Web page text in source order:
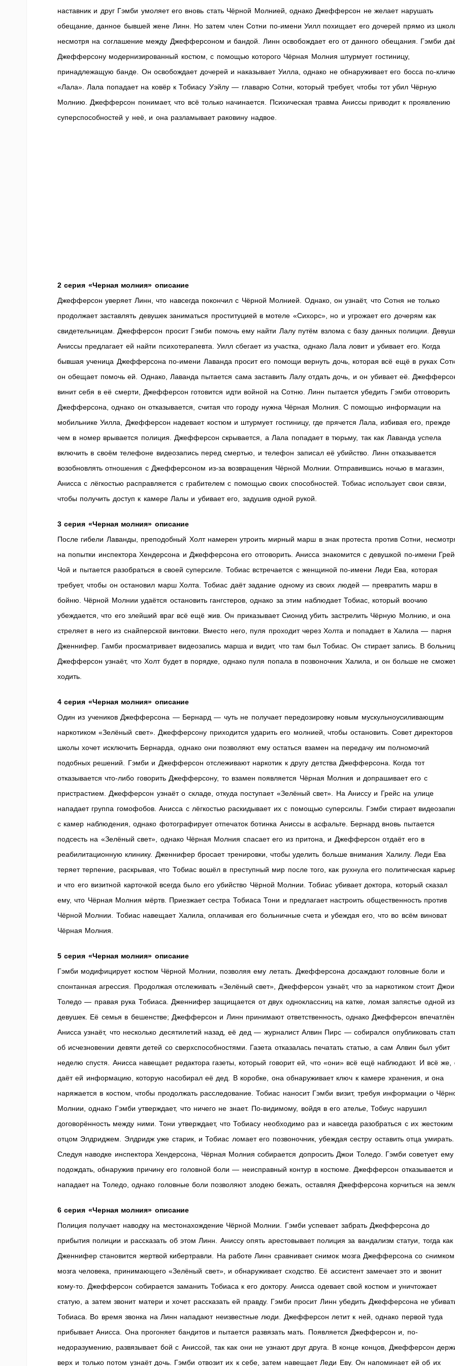
наставник и друг Гэмби умоляет его вновь стать Чёрной Молнией, однако Джефферсон не желает нарушать
обещание, данное бывшей жене Линн. Но затем член Сотни по-имени Уилл похищает его дочерей прямо из
несмотря на соглашение между Джефферсоном и бандой. Линн освобождает его от данного обещания. Гэмби
Джефферсону модернизированный костюм, с помощью которого Чёрная Молния штурмует гостиницу,
принадлежащую банде. Он освобождает дочерей и наказывает Уилла, однако не обнаруживает его босса по-
«Лала». Лала попадает на ковёр к Тобиасу Уэйлу — главарю Сотни, который требует, чтобы тот убил Чёрную
Молнию. Джефферсон понимает, что всё только начинается. Психическая травма Аниссы приводит к проявлению
суперспособностей у неё, и она разламывает раковину надвое.
2 серия «Черная молния» описание
Джефферсон уверяет Линн, что навсегда покончил с Чёрной Молнией. Однако, он узнаёт, что Сотня не только
продолжает заставлять девушек заниматься проституцией в мотеле «Сихорс», но и угрожает его дочерям как
свидетельницам. Джефферсон просит Гэмби помочь ему найти Лалу путём взлома с базу данных полиции.
Аниссы предлагает ей найти психотерапевта. Уилл сбегает из участка, однако Лала ловит и убивает его. Когда
бывшая ученица Джефферсона по-имени Лаванда просит его помощи вернуть дочь, которая всё ещё в руках
он обещает помочь ей. Однако, Лаванда пытается сама заставить Лалу отдать дочь, и он убивает её.
винит себя в её смерти, Джефферсон готовится идти войной на Сотню. Линн пытается убедить Гэмби отговорить
Джефферсона, однако он отказывается, считая что городу нужна Чёрная Молния. С помощью информации на
мобильнике Уилла, Джефферсон надевает костюм и штурмует гостиницу, где прячется Лала, избивая его, прежде
чем в номер врывается полиция. Джефферсон скрывается, а Лала попадает в тюрьму, так как Лаванда успела
включить в своём телефоне видеозапись перед смертью, и телефон записал её убийство. Линн отказывается
возобновлять отношения с Джефферсоном из-за возвращения Чёрной Молнии. Отправившись ночью в магазин,
Анисса с лёгкостью расправляется с грабителем с помощью своих способностей. Тобиас использует свои связи,
чтобы получить доступ к камере Лалы и убивает его, задушив одной рукой.
3 серия «Черная молния» описание
После гибели Лаванды, преподобный Холт намерен утроить мирный марш в знак протеста против Сотни,
на попытки инспектора Хендерсона и Джефферсона его отговорить. Анисса знакомится с девушкой по-имени
Чой и пытается разобраться в своей суперсиле. Тобиас встречается с женщиной по-имени Леди Ева, которая
требует, чтобы он остановил марш Холта. Тобиас даёт задание одному из своих людей — превратить марш в
бойню. Чёрной Молнии удаётся остановить гангстеров, однако за этим наблюдает Тобиас, который воочию
убеждается, что его злейший враг всё ещё жив. Он приказывает Сионид убить застрелить Чёрную Молнию, и она
стреляет в него из снайперской винтовки. Вместо него, пуля проходит через Холта и попадает в Халила — парня
Дженнифер. Гамби просматривает видеозапись марша и видит, что там был Тобиас. Он стирает запись. В
Джефферсон узнаёт, что Холт будет в порядке, однако пуля попала в позвоночник Халила, и он больше не
ходить.
4 серия «Черная молния» описание
Один из учеников Джефферсона — Бернард — чуть не получает передозировку новым мускульноусиливающим
наркотиком «Зелёный свет». Джефферсону приходится ударить его молнией, чтобы остановить. Совет директоров
школы хочет исключить Бернарда, однако они позволяют ему остаться взамен на передачу им полномочий
подобных решений. Гэмби и Джефферсон отслеживают наркотик к другу детства Джефферсона. Когда тот
отказывается что-либо говорить Джефферсону, то взамен появляется Чёрная Молния и допрашивает его с
пристрастием. Джефферсон узнаёт о складе, откуда поступает «Зелёный свет». На Аниссу и Грейс на улице
нападает группа гомофобов. Анисса с лёгкостью раскидывает их с помощью суперсилы. Гэмби стирает
с камер наблюдения, однако фотографирует отпечаток ботинка Аниссы в асфальте. Бернард вновь пытается
подсесть на «Зелёный свет», однако Чёрная Молния спасает его из притона, и Джефферсон отдаёт его в
реабилитационную клинику. Дженнифер бросает тренировки, чтобы уделить больше внимания Халилу. Леди Ева
теряет терпение, раскрывая, что Тобиас вошёл в преступный мир после того, как рухнула его политическая
и что его визитной карточкой всегда было его убийство Чёрной Молнии. Тобиас убивает доктора, который сказал
ему, что Чёрная Молния мёртв. Приезжает сестра Тобиаса Тони и предлагает настроить общественность против
Чёрной Молнии. Тобиас навещает Халила, оплачивая его больничные счета и убеждая его, что во всём виноват
Чёрная Молния.
5 серия «Черная молния» описание
Гэмби модифицирует костюм Чёрной Молнии, позволяя ему летать. Джефферсона досаждают головные боли и
спонтанная агрессия. Продолжая отслеживать «Зелёный свет», Джефферсон узнаёт, что за наркотиком стоит Джои
Толедо — правая рука Тобиаса. Дженнифер защищается от двух одноклассниц на катке, ломая запястье одной из
девушек. Её семья в бешенстве; Джефферсон и Линн принимают ответственность, однако Джефферсон впечатлён.
Анисса узнаёт, что несколько десятилетий назад, её дед — журналист Алвин Пирс — собирался опубликовать
об исчезновении девяти детей со сверхспособностями. Газета отказалась печатать статью, а сам Алвин был убит
неделю спустя. Анисса навещает редактора газеты, который говорит ей, что «они» всё ещё наблюдают. И всё же,
даёт ей информацию, которую насобирал её дед. В коробке, она обнаруживает ключ к камере хранения, и она
наряжается в костюм, чтобы продолжать расследование. Тобиас наносит Гэмби визит, требуя информации о
Молнии, однако Гэмби утверждает, что ничего не знает. По-видимому, войдя в его ателье, Тобиус нарушил
договорённость между ними. Тони утверждает, что Тобиасу необходимо раз и навсегда разобраться с их жестоким
отцом Элдриджем. Элдридж уже старик, и Тобиас ломает его позвоночник, убеждая сестру оставить отца умирать.
Следуя наводке инспектора Хендерсона, Чёрная Молния собирается допросить Джои Толедо. Гэмби советует ему
подождать, обнаружив причину его головной боли — неисправный контур в костюме. Джефферсон отказывается и
нападает на Толедо, однако головные боли позволяют злодею бежать, оставляя Джефферсона корчиться на
6 серия «Черная молния» описание
Полиция получает наводку на местонахождение Чёрной Молнии. Гэмби успевает забрать Джефферсона до
прибытия полиции и рассказать об этом Линн. Аниссу опять арестовывает полиция за вандализм статуи, тогда как
Дженнифер становится жертвой кибертравли. На работе Линн сравнивает снимок мозга Джефферсона со снимком
мозга человека, принимающего «Зелёный свет», и обнаруживает сходство. Её ассистент замечает это и звонит
кому-то. Джефферсон собирается заманить Тобиаса к его доктору. Анисса одевает свой костюм и уничтожает
статую, а затем звонит матери и хочет рассказать ей правду. Гэмби просит Линн убедить Джефферсона не
Тобиаса. Во время звонка на Линн нападают неизвестные люди. Джефферсон летит к ней, однако первой туда
прибывает Анисса. Она прогоняет бандитов и пытается развязать мать. Появляется Джефферсон и, по-
недоразумению, развязывает бой с Аниссой, так как они не узнают друг друга. В конце концов, Джефферсон
верх и только потом узнаёт дочь. Гэмби отвозит их к себе, затем навещает Леди Еву. Он напоминает ей об их